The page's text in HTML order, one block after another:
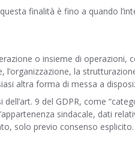
finalità è fino a quando
o insieme di operazioni,
la
altra forma di messa a
9 del GDPR, come
sindacale, dati
solo previo consenso esplicito.